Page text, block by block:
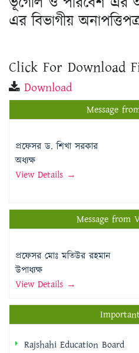
এর বিভাগীয়
Click For Download
Download
Message
প্রফেসর ড. শিখা সরকার
অধ্যক্ষ
View Details →
Message from
প্রফেসর মোঃ মতিউর রহমান
উপাধ্যক্ষ
View Details →
Rajshahi Education Board